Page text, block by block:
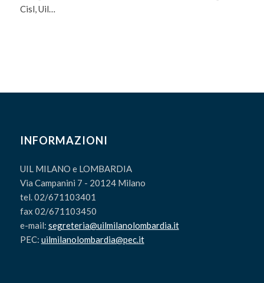
Cisl, Uil…
INFORMAZIONI
UIL MILANO e LOMBARDIA
Via Campanini 7 - 20124 Milano
tel. 02/671103401
fax 02/671103450
e-mail: segreteria@uilmilanolombardia.it
PEC: uilmilanolombardia@pec.it